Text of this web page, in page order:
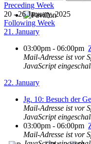
Preceding Week
20 - 26 January, 2025
Following Week
21. January
03:00pm - 06:00pm
Mail-Adresse ist vor
JavaScript
22. January
Jg. 10: Besuch der
Mail-Adresse ist vor
JavaScript
03:00pm - 06:00pm
Mail-Adresse ist vor